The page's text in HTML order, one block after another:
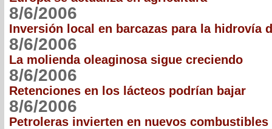
8/6/2006
Inversión local en barcazas para la hidrovía
8/6/2006
La molienda oleaginosa sigue creciendo
8/6/2006
Retenciones en los lácteos podrían bajar
8/6/2006
Petroleras invierten en nuevos combustibles